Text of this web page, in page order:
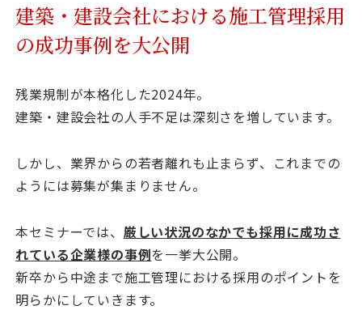
建築・建設会社における施工管理採用
の成功事例を大公開
残業規制が本格化した2024年。
建築・建設会社の人手不足は深刻さを増しています。
しかし、業界からの若者離れも止まらず、これまでの
ようには募集が集まりません。
本セミナーでは、 厳しい状況のなかでも採用に成功さ
れている企業様の事例を一挙大公開。
新卒から中途まで施工管理における採用のポイントを
明らかにしていきます。